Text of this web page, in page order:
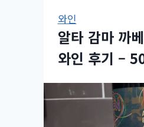
와인
알타 감마 까
와인 후기 –